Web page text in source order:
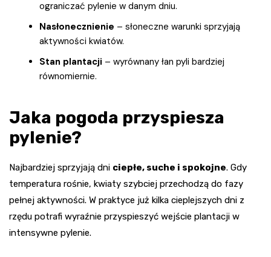
ograniczać pylenie w danym dniu.
Nasłonecznienie – słoneczne warunki sprzyjają
aktywności kwiatów.
Stan plantacji – wyrównany łan pyli bardziej
równomiernie.
Jaka pogoda przyspiesza
pylenie?
Najbardziej sprzyjają dni ciepłe, suche i spokojne. Gdy
temperatura rośnie, kwiaty szybciej przechodzą do fazy
pełnej aktywności. W praktyce już kilka cieplejszych dni z
rzędu potrafi wyraźnie przyspieszyć wejście plantacji w
intensywne pylenie.